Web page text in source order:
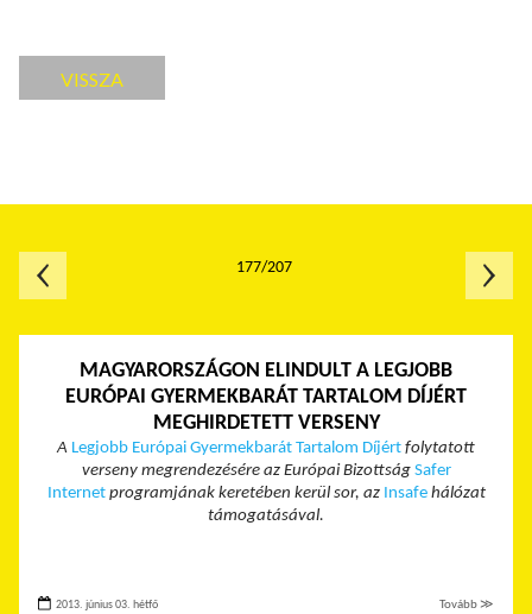
VISSZA
MAGYARORSZÁGON ELINDULT A LEGJOBB
EURÓPAI GYERMEKBARÁT TARTALOM DÍJÉRT
MEGHIRDETETT VERSENY
A Legjobb Európai Gyermekbarát Tartalom Díjért folytatott
verseny megrendezésére az Európai Bizottság Safer
Internet programjának keretében kerül sor, az Insafehálózat
támogatásával.
2013. június 03. hétfő Tovább ≫
177/207